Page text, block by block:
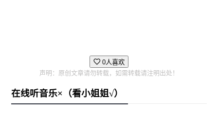
0人喜欢
声明：原创文章请勿转载，如需转载请注明出处！
在线听音乐×（看小姐姐√）